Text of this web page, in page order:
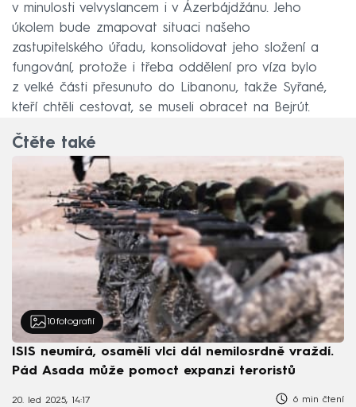
v minulosti velvyslancem i v Ázerbájdžánu. Jeho
úkolem bude zmapovat situaci našeho
zastupitelského úřadu, konsolidovat jeho složení a
fungování, protože i třeba oddělení pro víza bylo
z velké části přesunuto do Libanonu, takže Syřané,
kteří chtěli cestovat, se museli obracet na Bejrút.
Čtěte také
10 fotografií
ISIS neumírá, osamělí vlci dál nemilosrdně vraždí.
Pád Asada může pomoct expanzi teroristů
20. led 2025, 14:17 6 min čtení